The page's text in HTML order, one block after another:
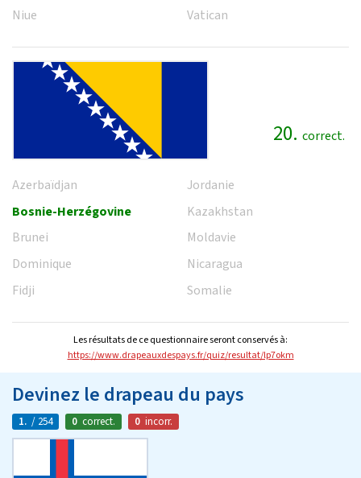
Niue
Vatican
20. correct.
Azerbaïdjan
Bosnie-Herzégovine
Brunei
Dominique
Fidji
Jordanie
Kazakhstan
Moldavie
Nicaragua
Somalie
Les résultats de ce questionnaire seront conservés à:
https://www.drapeauxdespays.fr/quiz/resultat/lp7okm
Devinez le drapeau du pays
1. / 254 0 correct. 0 incorr.